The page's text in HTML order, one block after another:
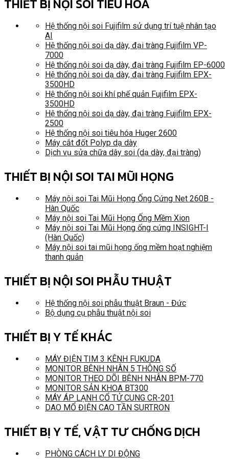
THIẾT BỊ NỘI SOI TIÊU HÓA
Hệ thống nội soi Fujifilm sử dụng trí tuệ nhân tạo
AI
Hệ thống nội soi dạ dày, đại tràng Fujifilm VP-
7000
Hệ thống nội soi dạ dày, đại tràng Fujifilm EP-6000
Hệ thống nội soi dạ dày, đại tràng Fujifilm EPX-
3500HD
Hệ thống nội soi khí phế quản Fujifilm EPX-
3500HD
Hệ thống nội soi dạ dày, đại tràng Fujifilm EPX-
2500
Hệ thống nội soi tiêu hóa Huger 2600
Máy cắt đốt Polyp dạ dày
Dịch vụ sửa chữa dây soi (dạ dày, đại tràng)
THIẾT BỊ NỘI SOI TAI MŨI HỌNG
Máy nội soi Tai Mũi Họng Ống Cứng Net 260B -
Hàn Quốc
Máy nội soi Tai Mũi Họng Ống Mềm Xion
Máy nội soi Tai Mũi Họng ống cứng INSIGHT-I
(Hàn Quốc)
Máy nội soi tai mũi họng ống mềm hoạt nghiệm
thanh quản
THIẾT BỊ NỘI SOI PHẪU THUẬT
Hệ thống nội soi phẫu thuật Braun - Đức
Bộ dụng cụ phẫu thuật nội soi
THIẾT BỊ Y TẾ KHÁC
MÁY ĐIỆN TIM 3 KÊNH FUKUDA
MONITOR BỆNH NHÂN 5 THÔNG SỐ
MONITOR THEO DÕI BỆNH NHÂN BPM-770
MONITOR SẢN KHOA BT300
MÁY ÁP LẠNH CỔ TỬ CUNG CR-201
DAO MỔ ĐIỆN CAO TẦN SURTRON
THIẾT BỊ Y TẾ, VẬT TƯ CHỐNG DỊCH
PHÒNG CÁCH LY DI ĐỘNG